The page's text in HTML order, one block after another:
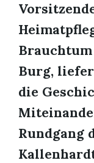
Burg,
die
Rundgang